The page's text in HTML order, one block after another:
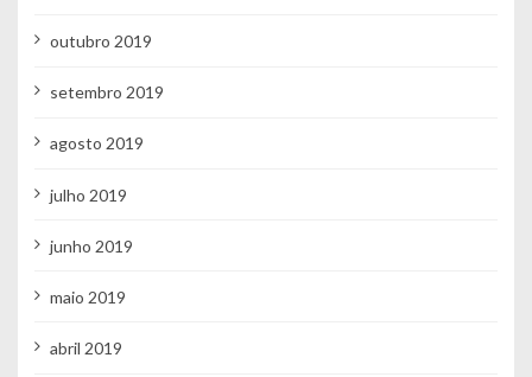
outubro 2019
setembro 2019
agosto 2019
julho 2019
junho 2019
maio 2019
abril 2019